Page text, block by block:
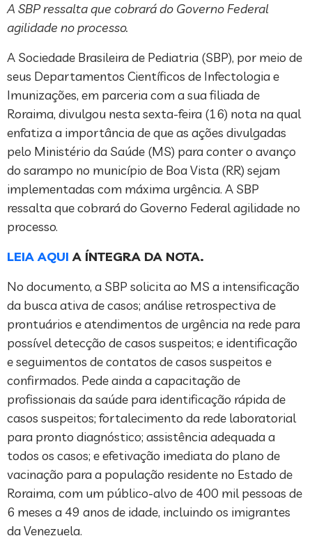
A SBP ressalta que cobrará do Governo Federal
agilidade no processo.
A Sociedade Brasileira de Pediatria (SBP), por meio de
seus Departamentos Científicos de Infectologia e
Imunizações, em parceria com a sua filiada de
Roraima, divulgou nesta sexta-feira (16) nota na qual
enfatiza a importância de que as ações divulgadas
pelo Ministério da Saúde (MS) para conter o avanço
do sarampo no município de Boa Vista (RR) sejam
implementadas com máxima urgência. A SBP
ressalta que cobrará do Governo Federal agilidade no
processo.
LEIA AQUI A ÍNTEGRA DA NOTA.
No documento, a SBP solicita ao MS a intensificação
da busca ativa de casos; análise retrospectiva de
prontuários e atendimentos de urgência na rede para
possível detecção de casos suspeitos; e identificação
e seguimentos de contatos de casos suspeitos e
confirmados. Pede ainda a capacitação de
profissionais da saúde para identificação rápida de
casos suspeitos; fortalecimento da rede laboratorial
para pronto diagnóstico; assistência adequada a
todos os casos; e efetivação imediata do plano de
vacinação para a população residente no Estado de
Roraima, com um público-alvo de 400 mil pessoas de
6 meses a 49 anos de idade, incluindo os imigrantes
da Venezuela.